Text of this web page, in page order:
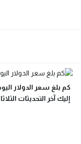
كم بلغ سعر الدولار
إليك آخر التحديثات الثلاثاء 7/8/